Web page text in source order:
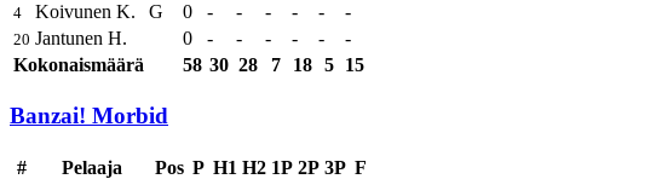
4 Koivunen K. G 0 - - - - - -
20 Jantunen H. 0 - - - - -
-
Kokonaismäärä
58 30 28 7 18 5 15
Banzai! Morbid
# Pelaaja Pos P H1 H2 1P 2P 3P F